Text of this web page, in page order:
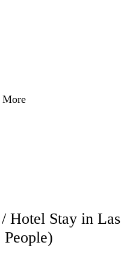
More
Hotel Stay in Las
People)